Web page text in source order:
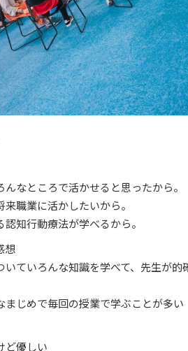
なところで活かせると思ったから。
職業に活かしたいから。
知行動療法が学べるから。
想
ていろんな知識を学べて、先生が的
じめで毎回の授業で学ぶことが多い
優しい